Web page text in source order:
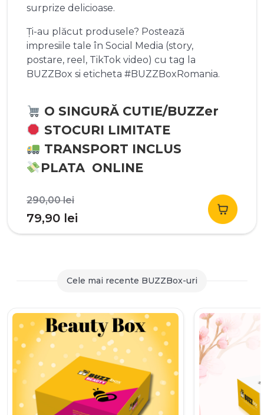
surprize delicioase.
Ți-au plăcut produsele? Postează
impresiile tale în Social Media (story,
postare, reel, TikTok video) cu tag la
BUZZBox si eticheta #BUZZBoxRomania.
O SINGURĂ CUTIE/BUZZer
STOCURI LIMITATE
TRANSPORT INCLUS
PLATA ONLINE
290,00leiPrețul
inițial
a
290,00 lei.
79,90 lei
curent
79,90 lei.
Cele mai recente BUZZBox-uri